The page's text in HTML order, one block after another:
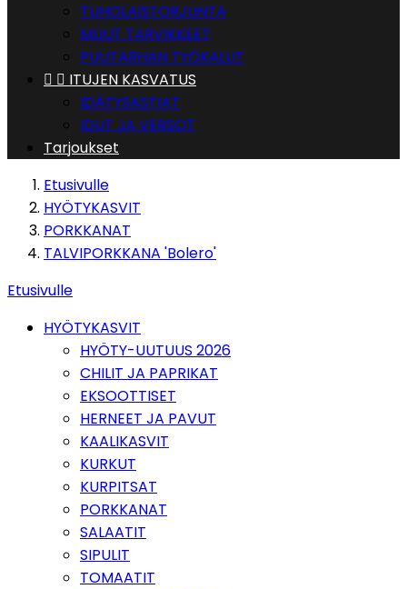
TUHOLAISTORJUNTA
MUUT TARVIKKEET
PUUTARHAN TYÖKALUT
  ITUJEN KASVATUS
IDÄTYSASTIAT
IDUT JA VERSOT
Tarjoukset
Etusivulle
HYÖTYKASVIT
PORKKANAT
TALVIPORKKANA 'Bolero'
Etusivulle
HYÖTYKASVIT
HYÖTY-UUTUUS 2026
CHILIT JA PAPRIKAT
EKSOOTTISET
HERNEET JA PAVUT
KAALIKASVIT
KURKUT
KURPITSAT
PORKKANAT
SALAATIT
SIPULIT
TOMAATIT